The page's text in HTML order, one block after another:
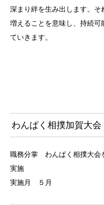
深まり絆を生み出します。
増えることを意味し、持続
ていきます。
わんぱく相撲加賀大会
職務分掌 わんぱく相撲大会
実施
実施月 ５月